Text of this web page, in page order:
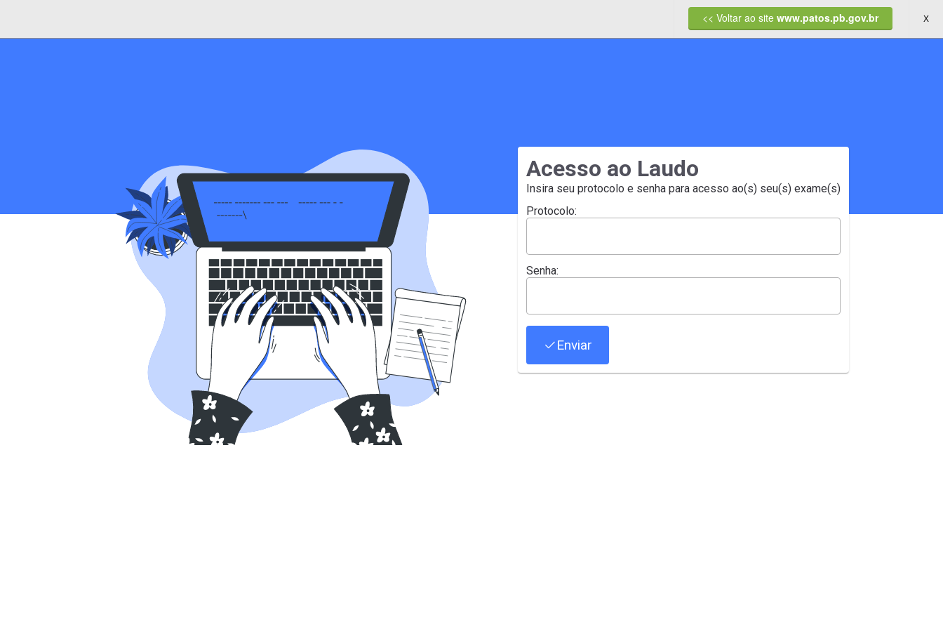
<< Voltar ao site www.patos.pb.gov.br X